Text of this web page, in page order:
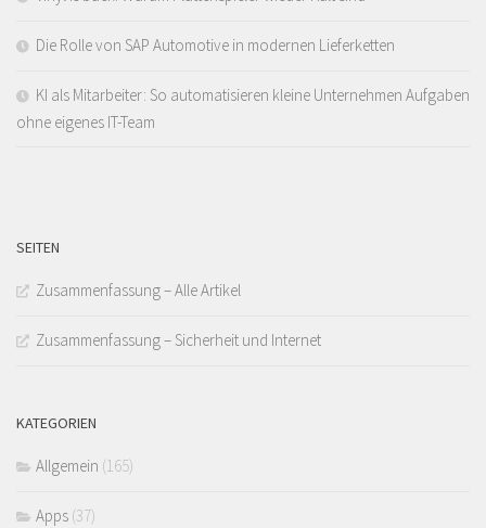
Die Rolle von SAP Automotive in modernen Lieferketten
KI als Mitarbeiter: So automatisieren kleine Unternehmen Aufgaben
ohne eigenes IT-Team
SEITEN
Zusammenfassung – Alle Artikel
Zusammenfassung – Sicherheit und Internet
KATEGORIEN
Allgemein (165)
Apps (37)